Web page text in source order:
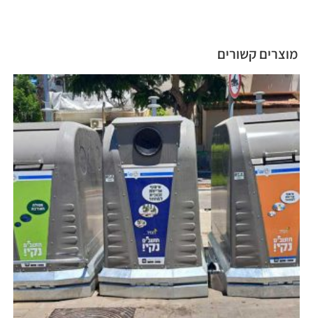
מוצרים קשורים